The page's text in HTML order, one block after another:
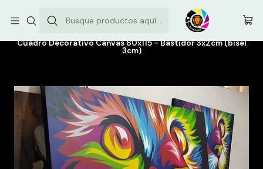
Envíos comunas de la Región Metropolitana: $3.500
Cuadro Decorativo Canvas 80x115 - Bastidor 3x2cm (bisel
3cm)